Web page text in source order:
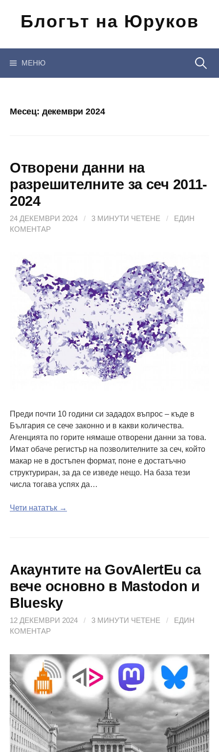
съдържанието
Блогът на Юруков
МЕНЮ
Месец: декември 2024
Отворени данни на
разрешителните за сеч 2011-
2024
24 ДЕКЕМВРИ 2024 / 3 МИНУТИ ЧЕТЕНЕ /
ЕДИН
КОМЕНТАР
Преди почти 10 години си зададох въпрос – къде в
България се сече законно и в какви количества.
Агенцията по горите нямаше отворени данни за това.
Имат обаче регистър на позволителните за сеч, който
макар не в достъпен формат, поне е достатъчно
структуриран, за да се изведе нещо. На база тези
числа тогава успях да…
Чети нататък →
Акаунтите на GovAlertEu са
вече основно в Mastodon и
Bluesky
12 ДЕКЕМВРИ 2024 / 3 МИНУТИ ЧЕТЕНЕ /
ЕДИН
КОМЕНТАР